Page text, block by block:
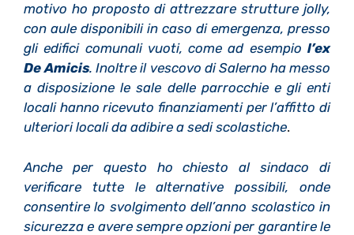
motivo ho proposto di attrezzare strutture jolly,
con aule disponibili in caso di emergenza, presso
gli edifici comunali vuoti, come ad esempio l’ex
De Amicis. Inoltre il vescovo di Salerno ha messo
a disposizione le sale delle parrocchie e gli enti
locali hanno ricevuto finanziamenti per l’affitto di
ulteriori locali da adibire a sedi scolastiche.
Anche per questo ho chiesto al sindaco di
verificare tutte le alternative possibili, onde
consentire lo svolgimento dell’anno scolastico in
sicurezza e avere sempre opzioni per garantire le